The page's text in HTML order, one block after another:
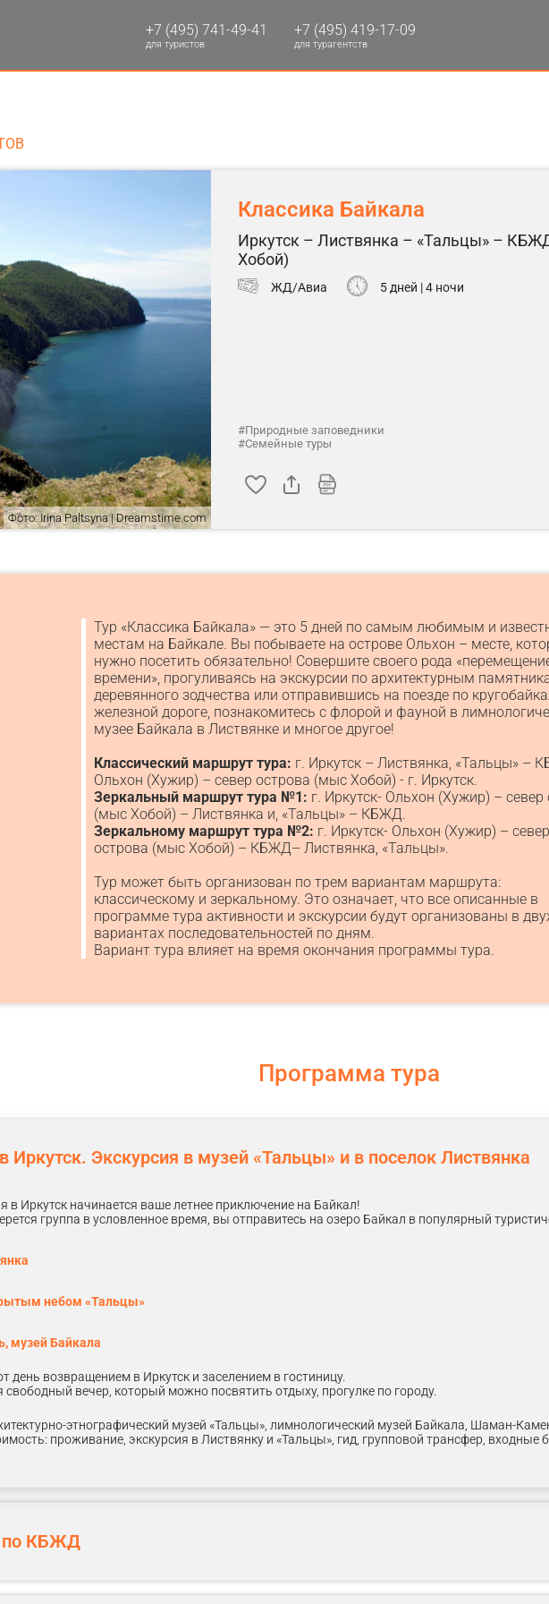
+7 (495) 741-49-41
для туристов
+7 (495) 419-17-09
для турагентств
Фото: Irina Paltsyna | Dreamstime.com
Классика Байкала
Иркутск – Листвянка – «Тальцы» –
Хобой)
ЖД/Авиа 5 дней | 4 ночи
#Природные заповедники
#Семейные туры
Тур «Классика Байкала» — это 5 дней по самым любимым и
местам на Байкале. Вы побываете на острове Ольхон – месте,
нужно посетить обязательно! Совершите своего рода
времени», прогуливаясь на экскурсии по архитектурным
деревянного зодчества или отправившись на поезде по
железной дороге, познакомитесь с флорой и фауной в
музее Байкала в Листвянке и многое другое!
Классический маршрут тура: г. Иркутск – Листвянка, «Тальцы» –
Ольхон (Хужир) – север острова (мыс Хобой) - г. Иркутск.
Зеркальный маршрут тура №1: г. Иркутск- Ольхон (Хужир) – север
(мыс Хобой) – Листвянка и, «Тальцы» – КБЖД.
Зеркальному маршрут тура №2: г. Иркутск- Ольхон (Хужир) – север
острова (мыс Хобой) – КБЖД– Листвянка, «Тальцы».
Тур может быть организован по трем вариантам маршрута:
классическому и зеркальному. Это означает, что все описанные в
программе тура активности и экскурсии будут организованы в
вариантах последовательностей по дням.
Вариант тура влияет на время окончания программы тура.
Программа тура
Иркутск. Экскурсия в музей «Тальцы» и в поселок Листвянка
в Иркутск начинается ваше летнее приключение на Байкал!
группа в условленное время, вы отправитесь на озеро Байкал в популярный
небом «Тальцы»
музей Байкала
день возвращением в Иркутск и заселением в гостиницу.
свободный вечер, который можно посвятить отдыху, прогулке по городу.
этнографический музей «Тальцы», лимнологический музей Байкала, Шаман-
проживание, экскурсия в Листвянку и «Тальцы», гид, групповой трансфер, входные
по КБЖД